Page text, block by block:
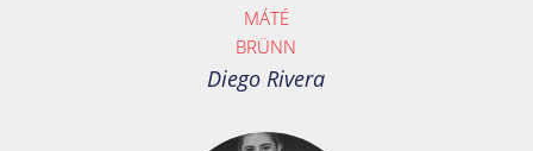
MÁTÉ
BRÜNN
Diego Rivera